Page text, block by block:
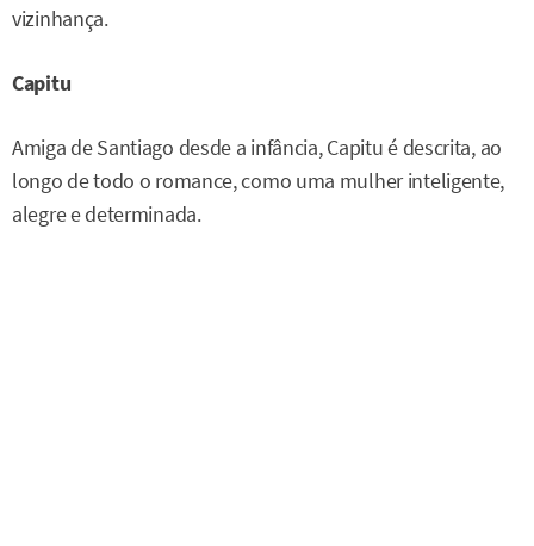
vizinhança.
Capitu
Amiga de Santiago desde a infância, Capitu é descrita, ao
longo de todo o romance, como uma mulher inteligente,
alegre e determinada.